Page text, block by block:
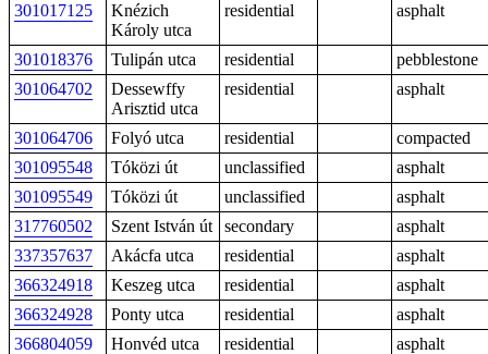
301017125
Knézich
Károly utca
residential asphalt
301018376 Tulipán utca residential
pebblestone
301064702
Dessewffy
Arisztid utca
residential asphalt
301064706 Folyó utca residential
compacted
301095548
Tóközi út unclassified
asphalt
301095549
Tóközi út unclassified
asphalt
317760502
Szent István út secondary
asphalt
337357637
Akácfa utca residential
asphalt
366324918
Keszeg utca residential
asphalt
366324928
Ponty utca residential
asphalt
366804059
Honvéd utca residential
asphalt